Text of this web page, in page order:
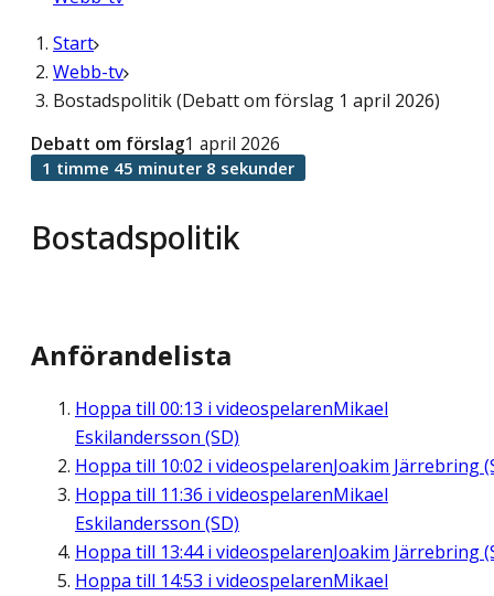
Start
Webb-tv
Bostadspolitik (Debatt om förslag 1 april 2026)
Bostadspolitik
Debatt om förslag1 april 2026
1 timme 45 minuter 8 sekunder
Anförandelista
Hoppa till 00:13 i videospelarenMikael
Eskilandersson (SD)
Hoppa till 10:02 i videospelarenJoakim Järrebring
Hoppa till 11:36 i videospelarenMikael
Eskilandersson (SD)
Hoppa till 13:44i videospelarenJoakim Järrebring
Hoppa till 14:53 i videospelarenMikael